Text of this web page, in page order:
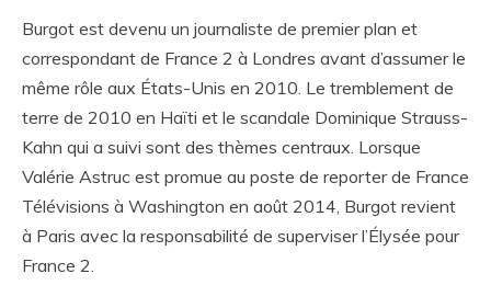
Burgot est devenu un journaliste de premier plan et
correspondant de France 2 à Londres avant d’assumer le
même rôle aux États-Unis en 2010. Le tremblement de
terre de 2010 en Haïti et le scandale Dominique Strauss-
Kahn qui a suivi sont des thèmes centraux. Lorsque
Valérie Astruc est promue au poste de reporter de France
Télévisions à Washington en août 2014, Burgot revient
à Paris avec la responsabilité de superviser l’Élysée pour
France 2.